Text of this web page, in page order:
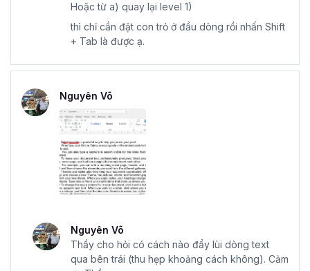
Hoặc từ a) quay lại level 1)
thì chỉ cần đặt con trỏ ở đầu dòng rồi nhấn Shift
+ Tab là được ạ.
Nguyên Võ
Nguyên Võ
Thầy cho hỏi có cách nào đẩy lùi dòng text
qua bên trái (thu hẹp khoảng cách không). Cảm